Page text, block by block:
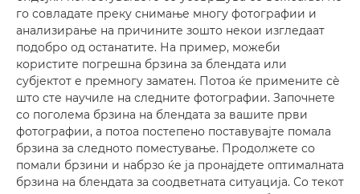
го совладате преку снимање многу фотографии и
анализирање на причините зошто некои изгледаат
подобро од останатите. На пример, можеби
користите погрешна брзина за блендата или
субјектот е премногу заматен. Потоа ќе примените сè
што сте научиле на следните фотографии. Започнете
со поголема брзина на блендата за вашите први
фотографии, а потоа постепено поставувајте помала
брзина за следното поместување. Продолжете со
помали брзини и набрзо ќе ја пронајдете оптималната
брзина на блендата за соодветната ситуација. Со текот